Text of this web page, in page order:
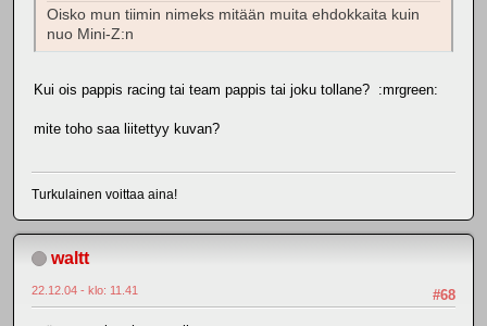
Oisko mun tiimin nimeks mitään muita ehdokkaita kuin
nuo Mini-Z:n
Kui ois pappis racing tai team pappis tai joku tollane? :mrgreen:
mite toho saa liitettyy kuvan?
Turkulainen voittaa aina!
waltt
#68
22.12.04 - klo: 11.41